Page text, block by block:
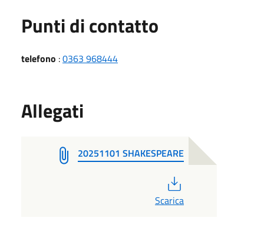
Punti di contatto
telefono :0363 968444
Allegati
20251101 SHAKESPEARE
Scarica